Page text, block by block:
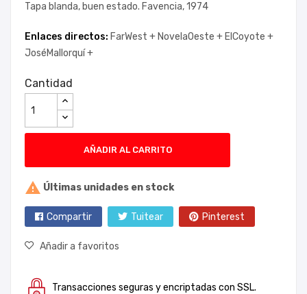
Tapa blanda, buen estado. Favencia, 1974
Enlaces directos: FarWest + NovelaOeste + ElCoyote +
JoséMallorquí +
Cantidad
AÑADIR AL CARRITO
 Últimas unidades en stock
Compartir Tuitear Pinterest
Añadir a favoritos
Transacciones seguras y encriptadas con SSL.